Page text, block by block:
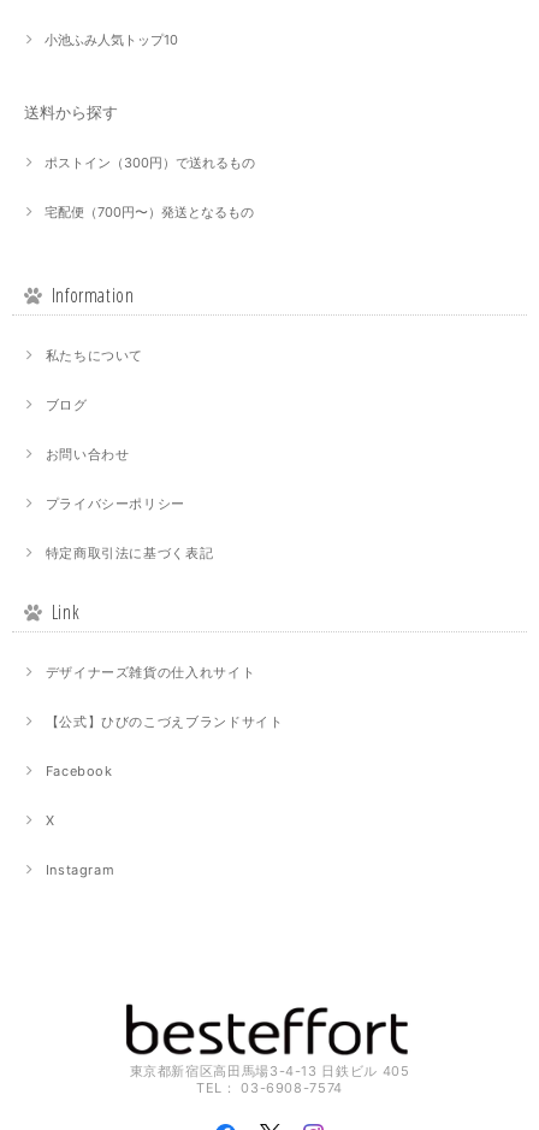
小池ふみ人気トップ10
送料から探す
ポストイン（300円）で送れるもの
宅配便（700円〜）発送となるもの
Information
私たちについて
ブログ
お問い合わせ
プライバシーポリシー
特定商取引法に基づく表記
Link
デザイナーズ雑貨の仕入れサイト
【公式】ひびのこづえブランドサイト
Facebook
X
Instagram
東京都新宿区高田馬場3-4-13 日鉄ビル 405
TEL： 03-6908-7574